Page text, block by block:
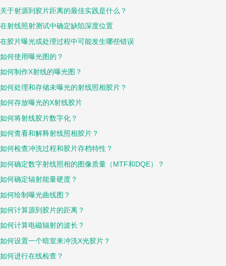
关于射源到胶片距离的最佳实践是什么？
在射线照射测试中确定缺陷深度位置
在胶片曝光或处理过程中可能发生哪些错误
如何使用曝光图的？
如何制作X射线的曝光图？
如何处理和存储未曝光的射线照相胶片？
如何存放曝光的X射线胶片
如何将射线胶片数字化？
如何查看和解释射线照相胶片？
如何检查冲洗过程和胶片存档特性？
如何确定数字射线照相的图像质量（MTF和DQE）？
如何确定辐射能量硬度？
如何绘制曝光曲线图？
如何计算源到胶片的距离？
如何计算电磁辐射的波长？
如何设置一个暗室来冲洗X光胶片？
如何进行在线检查？